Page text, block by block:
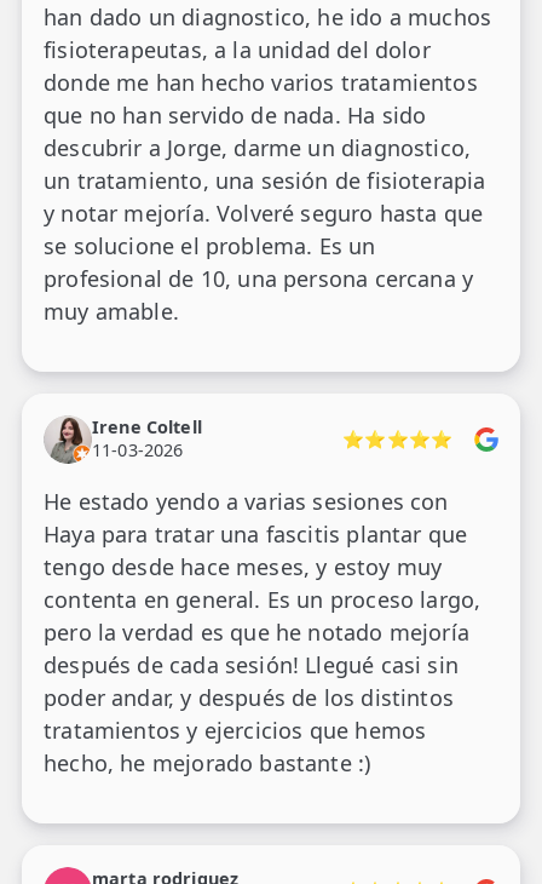
han dado un diagnostico, he ido a muchos
fisioterapeutas, a la unidad del dolor
donde me han hecho varios tratamientos
que no han servido de nada. Ha sido
descubrir a Jorge, darme un diagnostico,
un tratamiento, una sesión de fisioterapia
y notar mejoría. Volveré seguro hasta que
se solucione el problema. Es un
profesional de 10, una persona cercana y
muy amable.
Irene Coltell
11-03-2026
⭐⭐⭐⭐⭐
He estado yendo a varias sesiones con
Haya para tratar una fascitis plantar que
tengo desde hace meses, y estoy muy
contenta en general. Es un proceso largo,
pero la verdad es que he notado mejoría
después de cada sesión! Llegué casi sin
poder andar, y después de los distintos
tratamientos y ejercicios que hemos
hecho, he mejorado bastante :)
marta rodriguez